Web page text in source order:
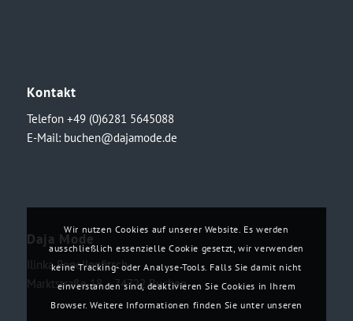
Kontakt
Telefon +49 (0)6281 5645088
E-Mail: buchen@dajamode.de
Daja Mode
Ilinka Ronellenfitsch
Marktstraße 18・74722 Buchen
Wir nutzen Cookies auf unserer Website. Es werden
ausschließlich essenzielle Cookie gesetzt, wir verwenden
keine Tracking- oder Analyse-Tools. Falls Sie damit nicht
einverstanden sind, deaktivieren Sie Cookies in Ihrem
Browser. Weitere Informationen finden Sie unter unseren